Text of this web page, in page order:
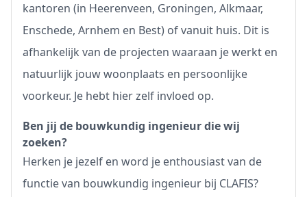
kantoren (in Heerenveen, Groningen, Alkmaar,
Enschede, Arnhem en Best) of vanuit huis. Dit is
afhankelijk van de projecten waaraan je werkt en
natuurlijk jouw woonplaats en persoonlijke
voorkeur. Je hebt hier zelf invloed op.
Ben jij de bouwkundig ingenieur die wij
zoeken?
Herken je jezelf en word je enthousiast van de
functie van bouwkundig ingenieur bij CLAFIS?